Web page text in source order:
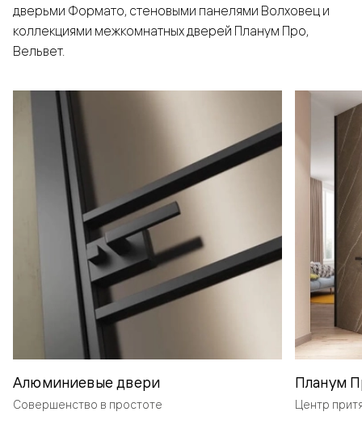
дверьми Формато, стеновыми панелями Волховец и
коллекциями межкомнатных дверей Планум Про,
Вельвет.
Алюминиевые двери
Совершенство в простоте
Планум
Центр